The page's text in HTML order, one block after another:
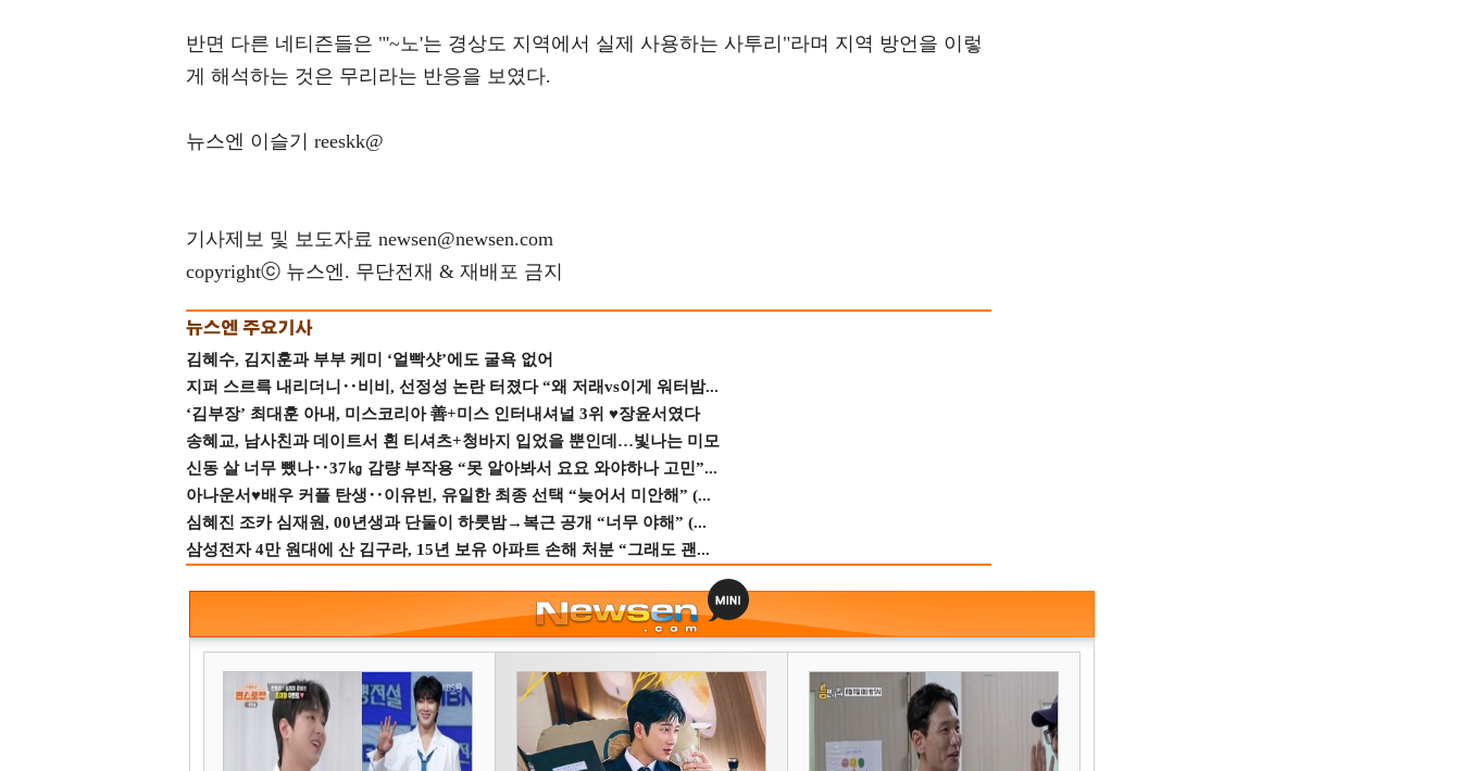
반면 다른 네티즌들은 "'~노'는 경상도 지역에서 실제 사용하는 사투리"라며 지역 방언을 이렇
게 해석하는 것은 무리라는 반응을 보였다.
뉴스엔 이슬기 reeskk@
기사제보 및 보도자료 newsen@newsen.com
copyrightⓒ 뉴스엔. 무단전재 & 재배포 금지
김혜수, 김지훈과 부부 케미 ‘얼빡샷’에도 굴욕 없어
지퍼 스르륵 내리더니‥비비, 선정성 논란 터졌다 “왜 저래vs이게 워터밤...
‘김부장’ 최대훈 아내, 미스코리아 善+미스 인터내셔널 3위 ♥장윤서였다
송혜교, 남사친과 데이트서 흰 티셔츠+청바지 입었을 뿐인데…빛나는 미모
신동 살 너무 뺐나‥37㎏ 감량 부작용 “못 알아봐서 요요 와야하나 고민”...
아나운서♥배우 커플 탄생‥이유빈, 유일한 최종 선택 “늦어서 미안해” (...
심혜진 조카 심재원, 00년생과 단둘이 하룻밤→복근 공개 “너무 야해” (...
삼성전자 4만 원대에 산 김구라, 15년 보유 아파트 손해 처분 “그래도 괜...